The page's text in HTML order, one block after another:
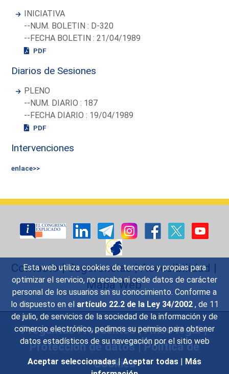
Esta web utiliza cookies de terceros y propias para
optimizar el servicio, no recaba ni cede datos de carácter
personal de los usuarios sin su conocimiento. Conforme a
lo dispuesto en el artículo 22.2 de la Ley 34/2002 , de 11
de julio, de servicios de la sociedad de la información y de
comercio electrónico, pedimos su permiso para obtener
datos estadísticos de su navegación por el sitio web
Aceptar seleccionadas | Aceptar todas | Más
INICIATIVA
--NUM. BOLETIN : D-320
--FECHA BOLETIN : 21/04/1989
PDF
Diarios de Sesiones
PLENO
--NUM. DIARIO : 187
--FECHA DIARIO : 19/04/1989
PDF
Intervenciones
enlace>>
Contacto|Sugerencias|Accesibilidad |
Mapa Web
Preguntas Frecuentes|Aviso legal|
Protección de datos|Política de
Cookies